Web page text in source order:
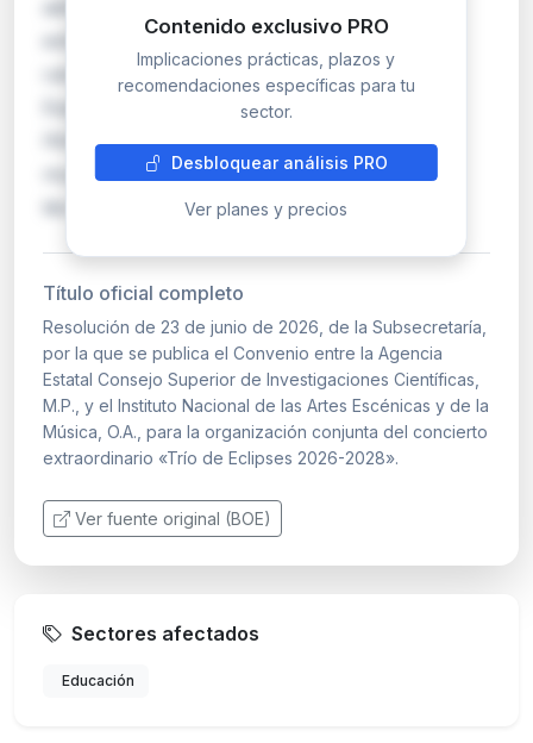
administrativo para coorganizar el concierto
extraordinario 'Trío de Eclipses 2026-2028' a
cargo de la Orquesta y Coro Nacionales de
España. El CSIC aporta hasta 34.500 € y el
INAEM hasta 23.000 €, cubriendo dirección
musical, derechos audiovisuales, producción
técnica y difusi…
Contenido exclusivo PRO
Implicaciones prácticas, plazos y
recomendaciones específicas para tu
sector.
Desbloquear análisis PRO
Ver planes y precios
Título oficial completo
Resolución de 23 de junio de 2026, de la Subsecretaría,
por la que se publica el Convenio entre la Agencia
Estatal Consejo Superior de Investigaciones Científicas,
M.P., y el Instituto Nacional de las Artes Escénicas y de la
Música, O.A., para la organización conjunta del concierto
extraordinario «Trío de Eclipses 2026-2028».
Ver fuente original (BOE)
Sectores afectados
Educación